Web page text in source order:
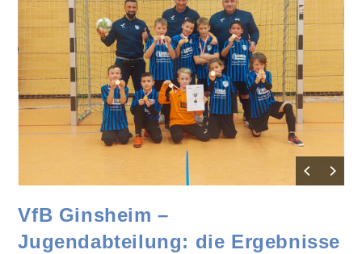
VfB Ginsheim –
Jugendabteilung: die Ergebnisse